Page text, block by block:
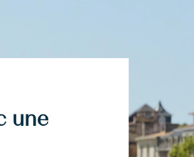
une